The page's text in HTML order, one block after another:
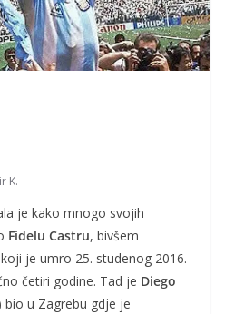
K.
je kako mnogo svojih
Fidelu Castru, bivšem
je umro 25. studenog 2016.
četiri godine. Tad je Diego
bio u Zagrebu gdje je